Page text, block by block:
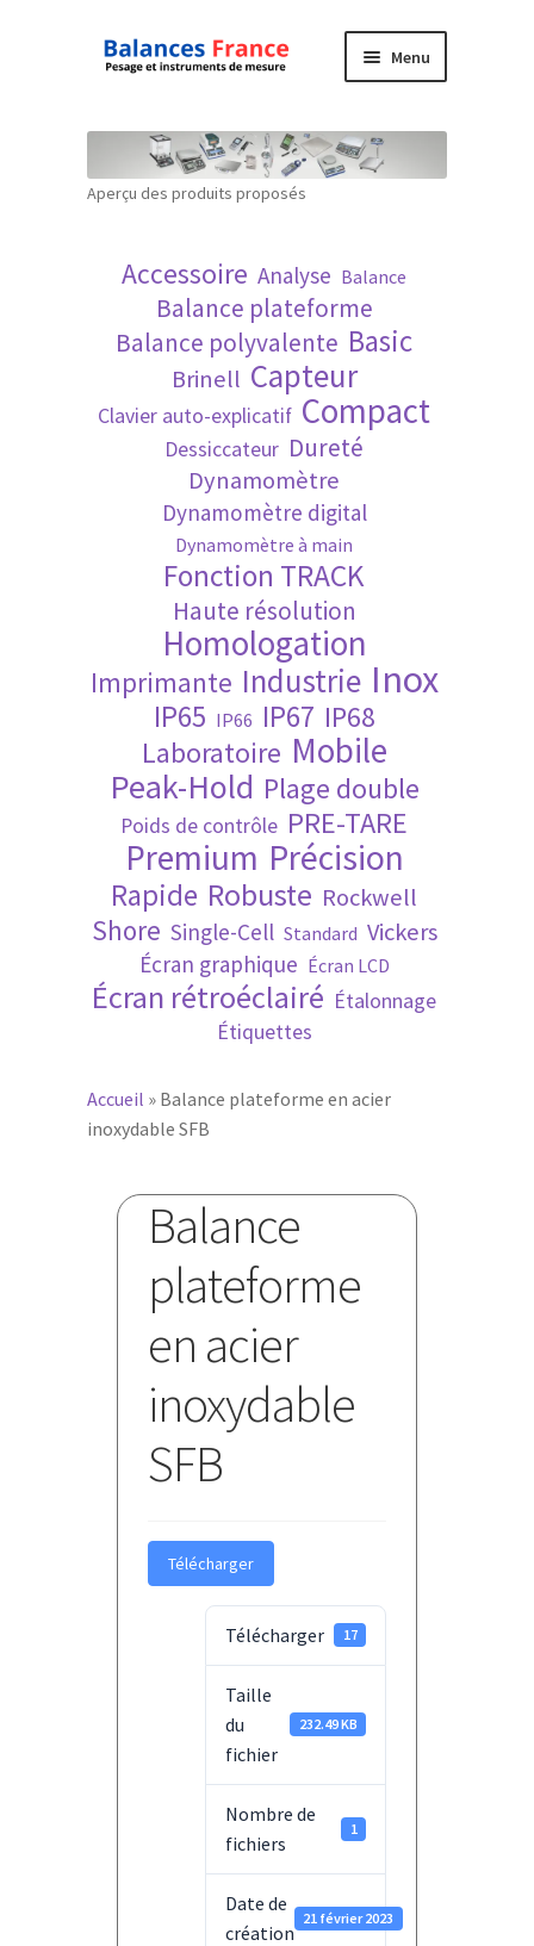
Aller
navigation
Aller
Menu
Mon compte
Politique de confidentialité
Politique en matière de remboursements et
Recherche avancée
Technique
Validation de la commande
Aperçu des produits proposés
Accessoire Analyse Balance
Balance plateforme
Balance polyvalente Basic
Brinell Capteur
Clavier auto-explicatif Compact
Dessiccateur Dureté
Dynamomètre
Dynamomètre digital
Dynamomètre à main
Fonction TRACK
Haute résolution
Homologation
Imprimante Industrie Inox
IP65 IP66 IP67 IP68
Laboratoire Mobile
Peak-Hold Plage double
Poids de contrôle PRE-TARE
Premium Précision
Rapide Robuste Rockwell
Shore Single-Cell Standard Vickers
Écran graphique Écran LCD
Écran rétroéclairé Étalonnage
Étiquettes
Accueil » Balance plateforme en acier
inoxydable SFB
Balance
plateforme
en acier
inoxydable
SFB
Télécharger
Télécharger 17
Taille
du
fichier
232.49 KB
Nombre de
fichiers
1
Date de
création
21 février 2023